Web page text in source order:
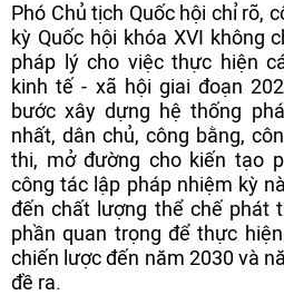
Phó Chủ tịch Quốc hội chỉ rõ,
kỳ Quốc hội khóa XVI không
pháp lý cho việc thực hiện
kinh tế - xã hội giai đoạn
bước xây dựng hệ thống
nhất, dân chủ, công bằng,
thi, mở đường cho kiến tạo
công tác lập pháp nhiệm kỳ
đến chất lượng thể chế phát
phần quan trọng để thực
chiến lược đến năm 2030 và
đề ra.